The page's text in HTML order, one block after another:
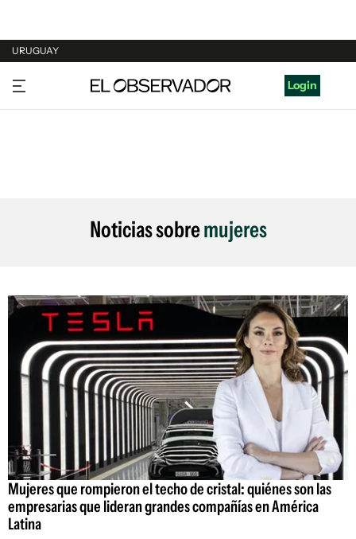
URUGUAY
URUGUAY
ARGENTINA
Login
Noticias sobremujeres
Mujeres que rompieron el techo de cristal: quiénes son las
empresarias que lideran grandes compañías en América
Latina